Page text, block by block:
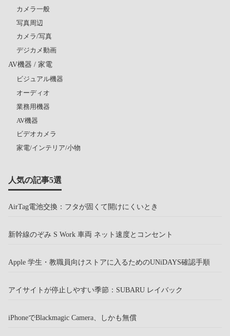
カメラ一般
写真周辺
カメラ/写真
デジカメ動画
AV機器 / 家電
ビジュアル機器
オーディオ
業務用機器
AV機器
ビデオカメラ
家電/インテリア/小物
人気の記事5選
AirTag電池交換：フタが固くて開けにくいとき
新幹線のぞみ S Work 車両 ネット速度とコンセント
Apple 学生・教職員向けストアに入るためのUNiDAYS確認手順
アイサイトが停止しやすい季節：SUBARU レイバック
iPhoneでBlackmagic Camera、しかも無償